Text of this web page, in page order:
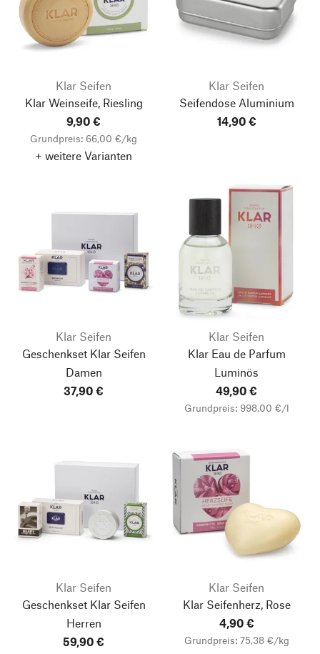
Klar Seifen
Klar Weinseife, Riesling
9,90 €
Grundpreis: 66,00 €/kg
+ weitere Varianten
Klar Seifen
Seifendose Aluminium
14,90 €
Klar Seifen
Geschenkset Klar Seifen
Damen
37,90 €
Klar Seifen
Klar Eau de Parfum
Luminös
49,90 €
Grundpreis: 998,00 €/l
Klar Seifen
Geschenkset Klar Seifen
Herren
59,90 €
Klar Seifen
Klar Seifenherz, Rose
4,90 €
Grundpreis: 75,38 €/kg